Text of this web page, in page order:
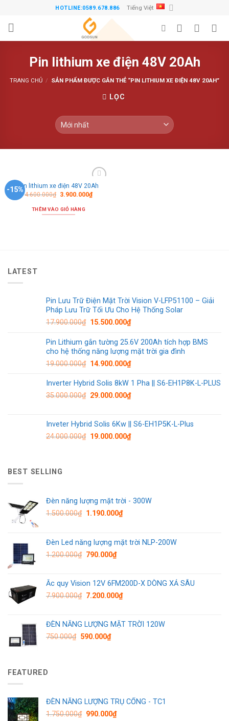
HOTLINE:0589.678.886 Tiếng Việt
Pin lithium xe điện 48V 20Ah
TRANG CHỦ / SẢN PHẨM ĐƯỢC GẮN THẺ “PIN LITHIUM XE ĐIỆN 48V 20AH”
LỌC
-15%
Thêm
Pin lithium xe điện 48V 20Ah
4.600.000₫ 3.900.000₫
THÊM VÀO GIỎ HÀNG
LATEST
Pin Lưu Trữ Điện Mặt Trời Vision V-LFP51100 – Giải
Pháp Lưu Trữ Tối Ưu Cho Hệ Thống Solar
17.900.000₫ 15.500.000₫
Pin Lithium gắn tường 25.6V 200Ah tích hợp BMS
cho hệ thống năng lượng mặt trời gia đình
19.000.000₫ 14.900.000₫
Inverter Hybrid Solis 8kW 1 Pha || S6-EH1P8K-L-PLUS
35.000.000₫ 29.000.000₫
Inveter Hybrid Solis 6Kw || S6-EH1P5K-L-Plus
24.000.000₫ 19.000.000₫
BEST SELLING
Đèn năng lượng mặt trời - 300W
1.500.000₫ 1.190.000₫
Đèn Led năng lượng mặt trời NLP-200W
1.200.000₫ 790.000₫
Ắc quy Vision 12V 6FM200D-X DÒNG XẢ SÂU
7.900.000₫ 7.200.000₫
ĐÈN NĂNG LƯỢNG MẶT TRỜI 120W
750.000₫ 590.000₫
FEATURED
ĐÈN NĂNG LƯỢNG TRỤ CỔNG - TC1
1.750.000₫ 990.000₫